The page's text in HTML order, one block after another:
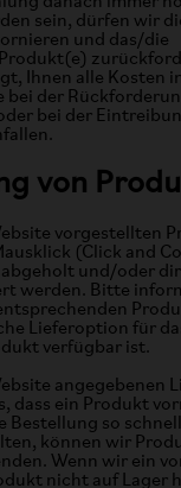
sein, dürfen wir
und das/die
Ihnen alle Kosten
bei der
bei der
von
vorgestellten
(Click and
und/oder
werden. Bitte
Lieferoption für
verfügbar ist.
angegebenen
dass ein Produkt
Bestellung so
können wir
Wenn wir ein
nicht auf Lager